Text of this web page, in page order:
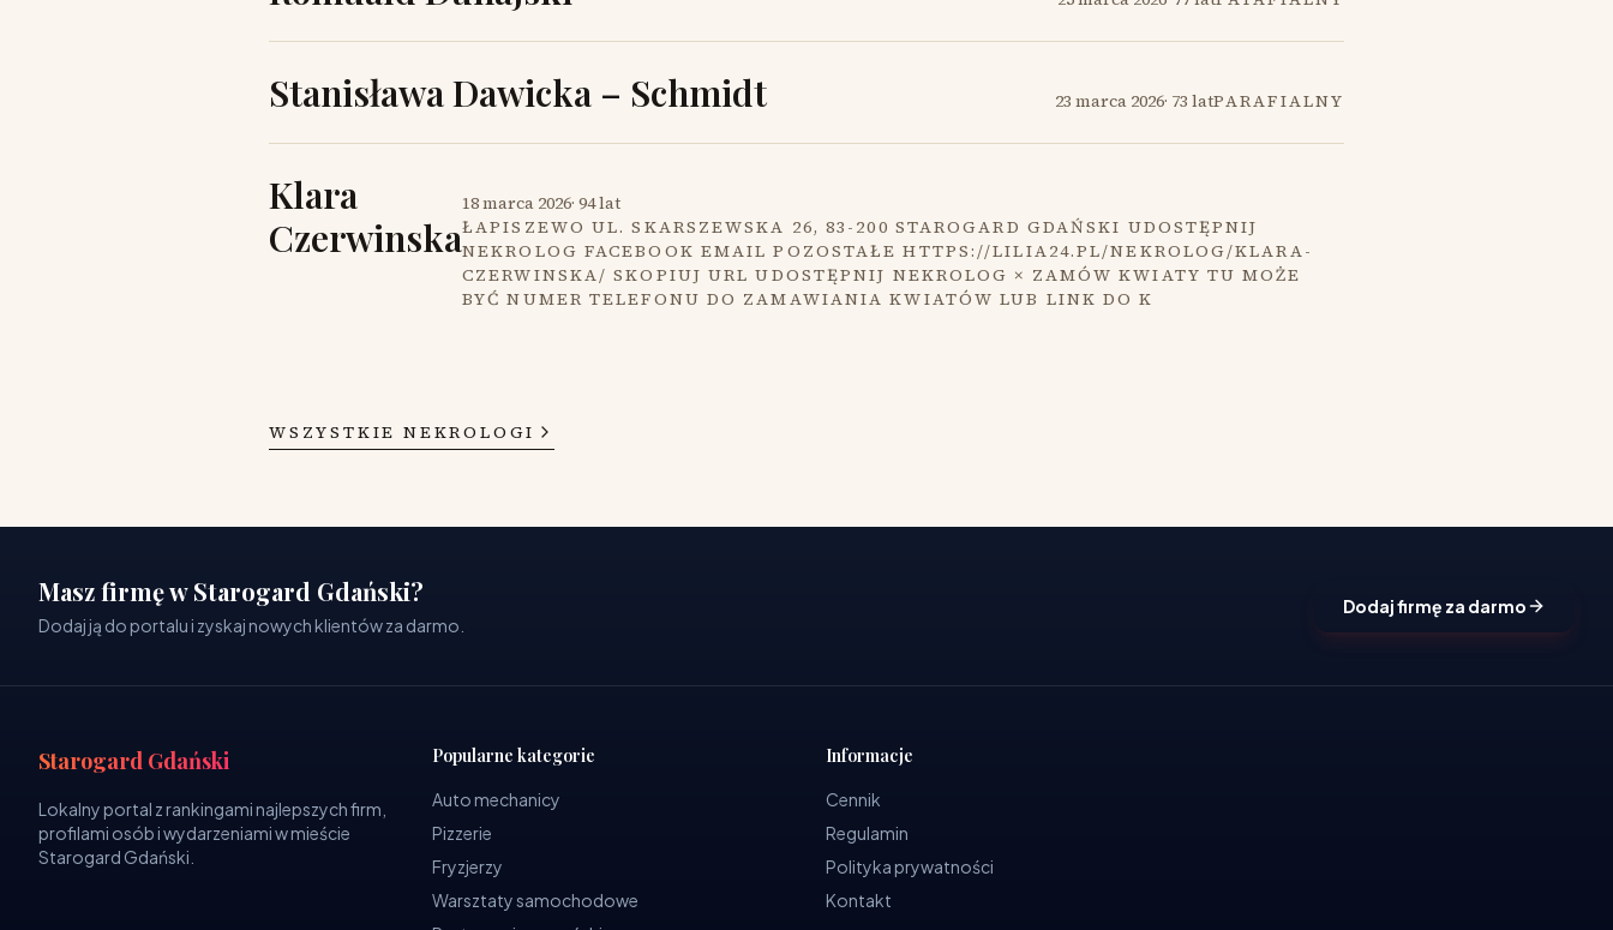
Stanisława Dawicka – Schmidt 23 marca 2026· 73 latPARAFIALNY
Klara
Czerwinska
18 marca 2026· 94 lat
ŁAPISZEWO UL. SKARSZEWSKA 26, 83-200 STAROGARD GDAŃSKI UDOSTĘPNIJ
NEKROLOG FACEBOOK EMAIL POZOSTAŁE HTTPS://LILIA24.PL/NEKROLOG/KLARA-
CZERWINSKA/ SKOPIUJ URL UDOSTĘPNIJ NEKROLOG × ZAMÓW KWIATY TU MOŻE
BYĆ NUMER TELEFONU DO ZAMAWIANIA KWIATÓW LUB LINK DO K
WSZYSTKIE NEKROLOGI
Masz firmę w Starogard Gdański?
Dodaj ją do portalu i zyskaj nowych klientów za darmo.
Dodaj firmę za darmo
Starogard Gdański
Lokalny portal z rankingami najlepszych firm,
profilami osób i wydarzeniami w mieście
Starogard Gdański.
Popularne kategorie
Auto mechanicy
Pizzerie
Fryzjerzy
Warsztaty samochodowe
Informacje
Cennik
Regulamin
Polityka prywatności
Kontakt